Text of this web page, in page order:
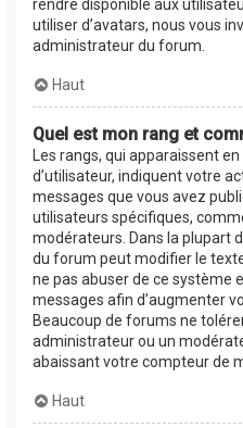
rendre disponible aux
utiliser d’avatars, nous vous
administrateur du forum.
Haut
Quel est mon rang et
Les rangs, qui apparaissent
d’utilisateur, indiquent votre
messages que vous avez
utilisateurs spécifiques,
modérateurs. Dans la plupart
du forum peut modifier le
ne pas abuser de ce système
messages afin d’augmenter
Beaucoup de forums ne
administrateur ou un
abaissant votre compteur de
Haut